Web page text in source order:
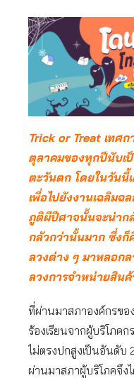
Trick or Treat เทศ
ตุลาคมของทุกปีนับเ
ตะวันตก โดยในวันนี้
เพื่อไปยังงานเฉลิมฉ
ภูติผีปีศาจนั้นจะน่าก
กลัวกว่านั้นมาก ซึ่ง
ลวงต่าง ๆ มาหลอกล
ลวงการจำหน่ายสิน
ที่ผ่านมาสภาองค์กรขอ
ร้องเรียนจากผู้บริโภ
ไม่ตรงปกสูงเป็นอันดับ
ผ่านมาสภาผู้บริโภคจึง